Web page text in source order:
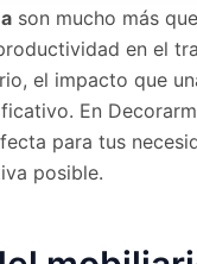
son mucho más
en el
el impacto que
En
para tus
posible.